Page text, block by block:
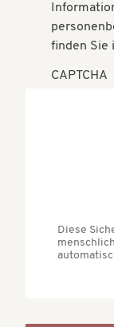
finden Sie
CAPTCHA
Diese